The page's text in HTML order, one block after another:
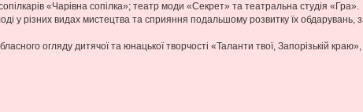
«Чарівна сопілка»; театр моди «Секрет» та театральна студія «Гра».
у різних видах мистецтва та сприяння подальшому розвитку їх обдарувань,
огляду дитячої та юнацької творчості «Таланти твої, Запорізькій